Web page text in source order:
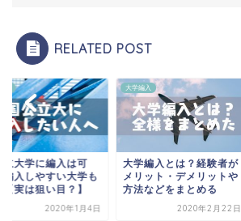
RELATED POST
立大学に編入は可
編入しやすい大学も
【実は狙い目？】
2020年1月4日
大学編入
大学編入とは？経験者が
メリット・デメリットや
方法などをまとめる
2020年2月22日